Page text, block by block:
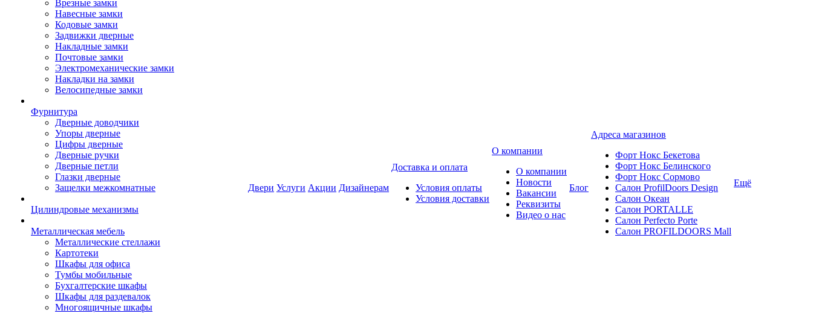
Врезные замки
Навесные замки
Кодовые замки
Задвижки дверные
Накладные замки
Почтовые замки
Электромеханические замки
Накладки на замки
Велосипедные замки
Фурнитура
Дверные доводчики
Упоры дверные
Цифры дверные
Дверные ручки
Дверные петли
Глазки дверные
Защелки межкомнатные
Цилиндровые механизмы
Металлическая мебель
Металлические стеллажи
Картотеки
Шкафы для офиса
Тумбы мобильные
Бухгалтерские шкафы
Шкафы для раздевалок
Многоящичные шкафы
Двери Услуги Акции Дизайнерам
Доставка и оплата
Условия оплаты
Условия доставки
О компании
О компании
Новости
Вакансии
Реквизиты
Видео о нас
Блог
Адреса магазинов
Форт Нокс Бекетова
Форт Нокс Белинского
Форт Нокс Сормово
Салон ProfilDoors Design
Салон Океан
Салон PORTALLE
Салон Perfecto Portе
Салон PROFILDOORS Mall
Ещё